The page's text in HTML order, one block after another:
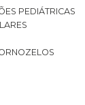
PEDIÁTRICAS